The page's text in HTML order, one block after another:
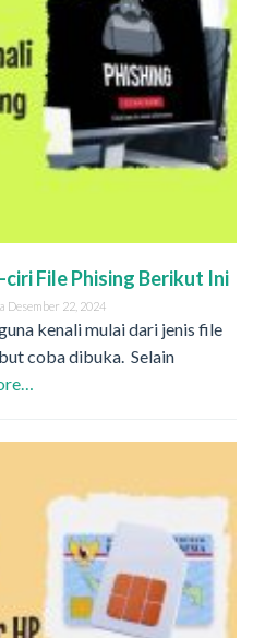
File Phising Berikut Ini
Desember 22, 2024
kenali mulai dari jenis file
coba dibuka. Selain